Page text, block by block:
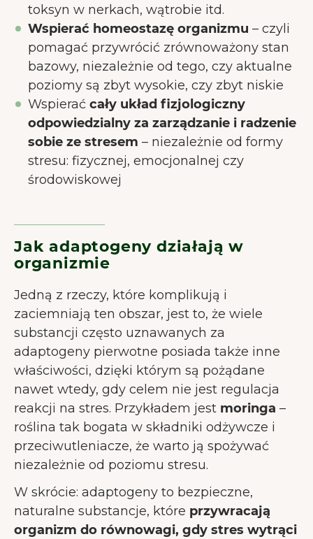
toksyn w nerkach, wątrobie itd.
Wspierać homeostazę organizmu – czyli
pomagać przywrócić zrównoważony stan
bazowy, niezależnie od tego, czy aktualne
poziomy są zbyt wysokie, czy zbyt niskie
Wspierać cały układ fizjologiczny
odpowiedzialny za zarządzanie i radzenie
sobie ze stresem – niezależnie od formy
stresu: fizycznej, emocjonalnej czy
środowiskowej
Jak adaptogeny działają w
organizmie
Jedną z rzeczy, które komplikują i
zaciemniają ten obszar, jest to, że wiele
substancji często uznawanych za
adaptogeny pierwotne posiada także inne
właściwości, dzięki którym są pożądane
nawet wtedy, gdy celem nie jest regulacja
reakcji na stres. Przykładem jest moringa –
roślina tak bogata w składniki odżywcze i
przeciwutleniacze, że warto ją spożywać
niezależnie od poziomu stresu.
W skrócie: adaptogeny to bezpieczne,
naturalne substancje, które przywracają
organizm do równowagi, gdy stres wytrąci